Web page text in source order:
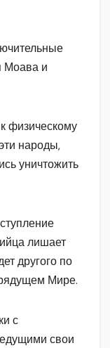
Моава и
физическому
народы,
уничтожить
лишает
другого по
Мире.
с
свои